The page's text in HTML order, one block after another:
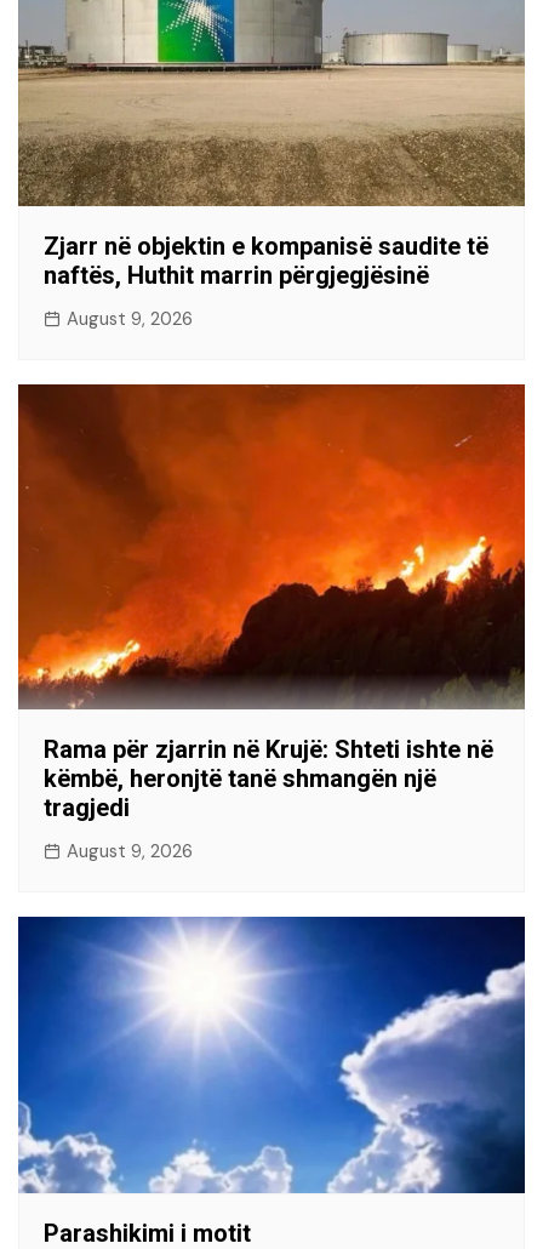
Zjarr në objektin e kompanisë saudite të
naftës, Huthit marrin përgjegjësinë
August 9, 2026
Rama për zjarrin në Krujë: Shteti ishte në
këmbë, heronjtë tanë shmangën një
tragjedi
August 9, 2026
Parashikimi i motit